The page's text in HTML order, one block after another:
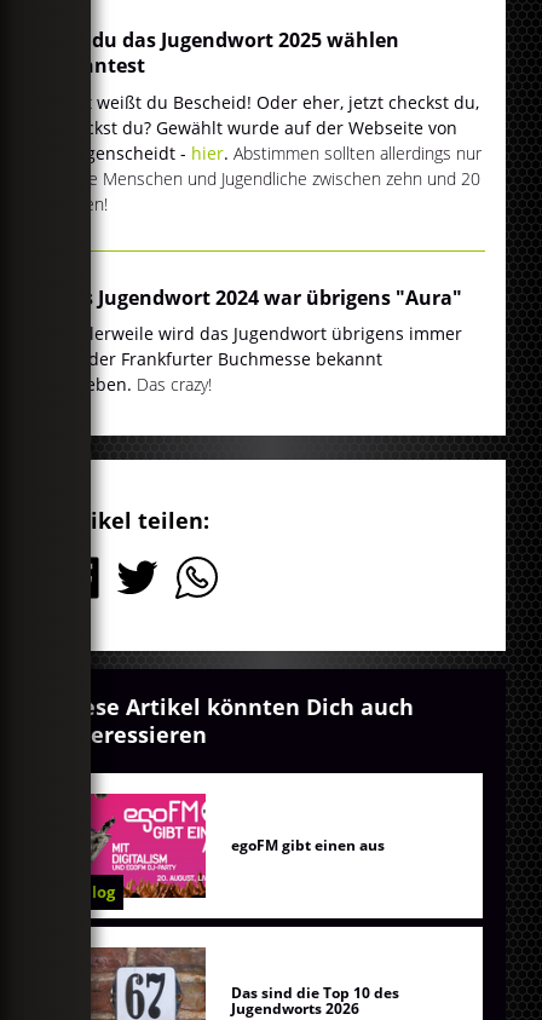
Wo du das Jugendwort 2025 wählen
konntest
Jetzt weißt du Bescheid! Oder eher, jetzt checkst du,
checkst du? Gewählt wurde auf der Webseite von
Langenscheidt - hier.Abstimmen sollten allerdings nur
junge Menschen und Jugendliche zwischen zehn und 20
Jahren!
Das Jugendwort 2024 war übrigens "Aura"
Mittlerweile wird das Jugendwort übrigens immer
auf der Frankfurter Buchmesse bekannt
gegeben. Das crazy!
Artikel teilen:
Diese Artikel könnten Dich auch
interessieren
Blog
egoFM gibt einen aus
Das sind die Top 10 des
Jugendworts 2026